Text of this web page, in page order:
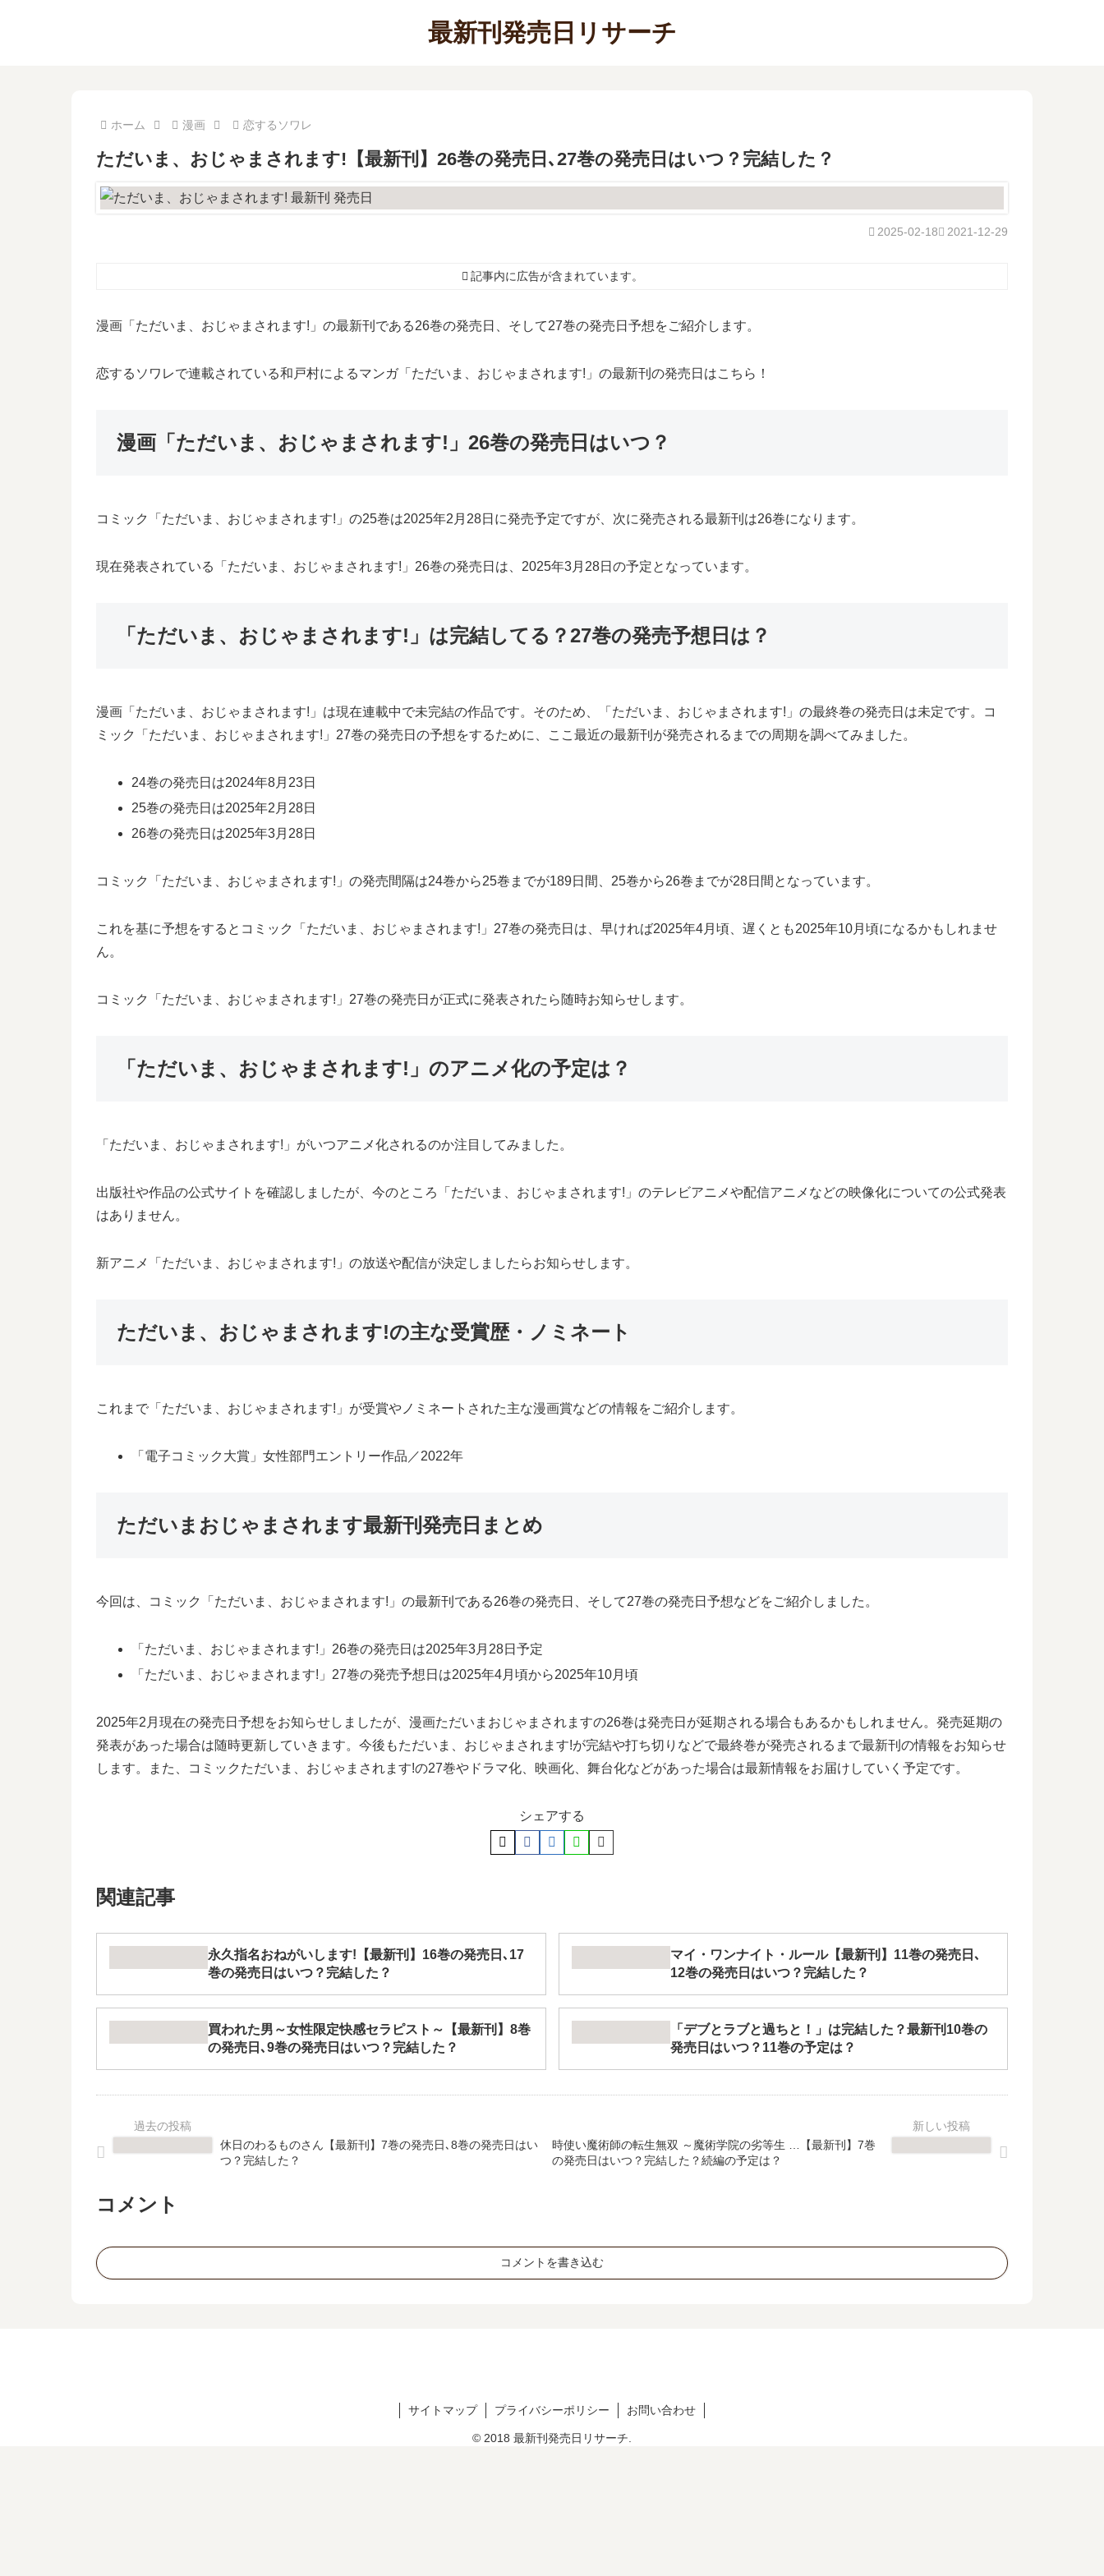
最新刊発売日リサーチ
ホーム 漫画 恋するソワレ
ただいま、おじゃまされます!【最新刊】26巻の発売日､27巻の発売日はいつ？完結した？
2021-12-29
2025-02-18
記事内に広告が含まれています。
漫画「ただいま、おじゃまされます!」の最新刊である26巻の発売日、そして27巻の発売日予想をご紹介します。
恋するソワレで連載されている和戸村によるマンガ「ただいま、おじゃまされます!」の最新刊の発売日はこちら！
漫画「ただいま、おじゃまされます!」26巻の発売日はいつ？
コミック「ただいま、おじゃまされます!」の25巻は2025年2月28日に発売予定ですが、次に発売される最新刊は26巻になります。
現在発表されている「ただいま、おじゃまされます!」26巻の発売日は、2025年3月28日の予定となっています。
「ただいま、おじゃまされます!」は完結してる？27巻の発売予想日は？
漫画「ただいま、おじゃまされます!」は現在連載中で未完結の作品です。そのため、「ただいま、おじゃまされます!」の最終巻の発売日は未定です。コ
ミック「ただいま、おじゃまされます!」27巻の発売日の予想をするために、ここ最近の最新刊が発売されるまでの周期を調べてみました。
24巻の発売日は2024年8月23日
25巻の発売日は2025年2月28日
26巻の発売日は2025年3月28日
コミック「ただいま、おじゃまされます!」の発売間隔は24巻から25巻までが189日間、25巻から26巻までが28日間となっています。
これを基に予想をするとコミック「ただいま、おじゃまされます!」27巻の発売日は、早ければ2025年4月頃、遅くとも2025年10月頃になるかもしれませ
ん。
コミック「ただいま、おじゃまされます!」27巻の発売日が正式に発表されたら随時お知らせします。
「ただいま、おじゃまされます!」のアニメ化の予定は？
「ただいま、おじゃまされます!」がいつアニメ化されるのか注目してみました。
出版社や作品の公式サイトを確認しましたが、今のところ「ただいま、おじゃまされます!」のテレビアニメや配信アニメなどの映像化についての公式発表
はありません。
新アニメ「ただいま、おじゃまされます!」の放送や配信が決定しましたらお知らせします。
ただいま、おじゃまされます!の主な受賞歴・ノミネート
これまで「ただいま、おじゃまされます!」が受賞やノミネートされた主な漫画賞などの情報をご紹介します。
「電子コミック大賞」女性部門エントリー作品／2022年
ただいまおじゃまされます最新刊発売日まとめ
今回は、コミック「ただいま、おじゃまされます!」の最新刊である26巻の発売日、そして27巻の発売日予想などをご紹介しました。
「ただいま、おじゃまされます!」26巻の発売日は2025年3月28日予定
「ただいま、おじゃまされます!」27巻の発売予想日は2025年4月頃から2025年10月頃
2025年2月現在の発売日予想をお知らせしましたが、漫画ただいまおじゃまされますの26巻は発売日が延期される場合もあるかもしれません。発売延期の
発表があった場合は随時更新していきます。今後もただいま、おじゃまされます!が完結や打ち切りなどで最終巻が発売されるまで最新刊の情報をお知らせ
します。また、コミックただいま、おじゃまされます!の27巻やドラマ化、映画化、舞台化などがあった場合は最新情報をお届けしていく予定です。
シェアする
関連記事
永久指名おねがいします!【最新刊】16巻の発売日､17
巻の発売日はいつ？完結した？
マイ・ワンナイト・ルール【最新刊】11巻の発売日､
12巻の発売日はいつ？完結した？
買われた男～女性限定快感セラピスト～【最新刊】8巻
の発売日､9巻の発売日はいつ？完結した？
「デブとラブと過ちと！」は完結した？最新刊10巻の
発売日はいつ？11巻の予定は？
休日のわるものさん【最新刊】7巻の発売日､8巻の発売日はい
つ？完結した？
時使い魔術師の転生無双 ～魔術学院の劣等生 …【最新刊】7巻
の発売日はいつ？完結した？続編の予定は？
コメント
コメントを書き込む
サイトマップ プライバシーポリシー お問い合わせ
© 2018 最新刊発売日リサーチ.